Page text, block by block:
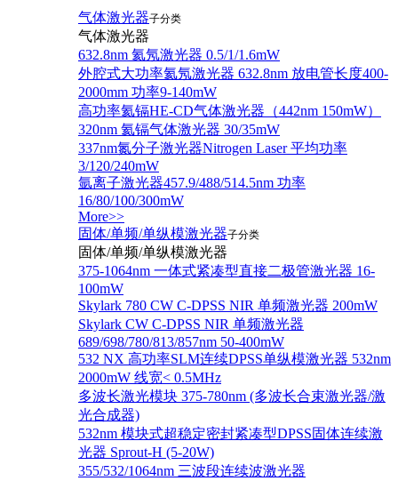
气体激光器子分类
气体激光器
632.8nm 氦氖激光器 0.5/1/1.6mW
外腔式大功率氦氖激光器 632.8nm 放电管长度400-
2000mm 功率9-140mW
高功率氦镉HE-CD气体激光器（442nm 150mW）
320nm 氦镉气体激光器 30/35mW
337nm氮分子激光器Nitrogen Laser 平均功率
3/120/240mW
氩离子激光器457.9/488/514.5nm 功率
16/80/100/300mW
More>>
固体/单频/单纵模激光器子分类
固体/单频/单纵模激光器
375-1064nm 一体式紧凑型直接二极管激光器 16-
100mW
Skylark 780 CW C-DPSS NIR 单频激光器 200mW
Skylark CW C-DPSS NIR 单频激光器
689/698/780/813/857nm 50-400mW
532 NX 高功率SLM连续DPSS单纵模激光器 532nm
2000mW 线宽< 0.5MHz
多波长激光模块 375-780nm (多波长合束激光器/激
光合成器)
532nm 模块式超稳定密封紧凑型DPSS固体连续激
光器 Sprout-H (5-20W)
355/532/1064nm 三波段连续波激光器